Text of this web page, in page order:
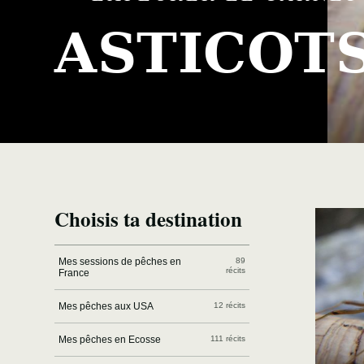
Choisis ta destination
Mes sessions de pêches en
France
89
récits
Mes pêches aux USA 12 récits
Mes pêches en Ecosse 111 récits